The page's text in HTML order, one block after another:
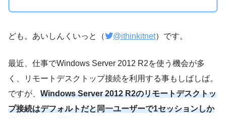
ども。あいしんくいっと（ @ithinkitnet）です。
最近、仕事でWindows Server 2012 R2を使う機会が多
く、リモートデスクトップ接続を利用する事もしばしば。
ですが、 Windows Server 2012 R2のリモートデスクトッ
プ接続はデフォルトだと同一ユーザーで1セッションしか